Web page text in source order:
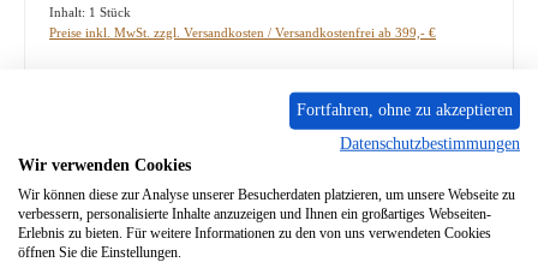
Inhalt: 1 Stück
Preise inkl. MwSt. zzgl. Versandkosten / Versandkostenfrei ab 399,- €
Produkt Anzahl: Gib den gewünschten Wert ein oder benutze die Schaltflächen um die
Zum Merkzettel hinzufügen
Fortfahren, ohne zu akzeptieren
Datenschutzbestimmungen
Wir verwenden Cookies
Wir können diese zur Analyse unserer Besucherdaten platzieren, um unsere Webseite zu
verbessern, personalisierte Inhalte anzuzeigen und Ihnen ein großartiges Webseiten-
Erlebnis zu bieten. Für weitere Informationen zu den von uns verwendeten Cookies
öffnen Sie die Einstellungen.